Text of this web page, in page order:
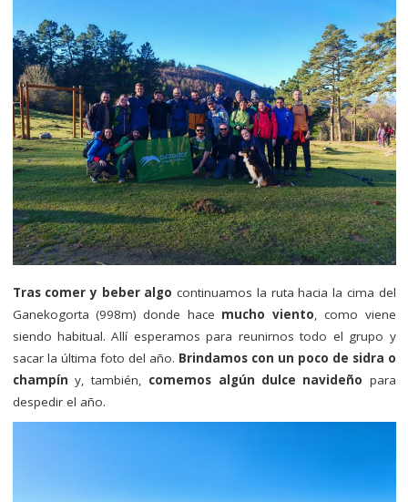
Tras comer y beber algocontinuamos la ruta hacia la cima del
Ganekogorta (998m) donde hace mucho viento , como viene
siendo habitual. Allí esperamos para reunirnos todo el grupo y
sacar la última foto del año. Brindamos con un poco de sidra o
champín y, también, comemos algún dulce navideño para
despedir el año.